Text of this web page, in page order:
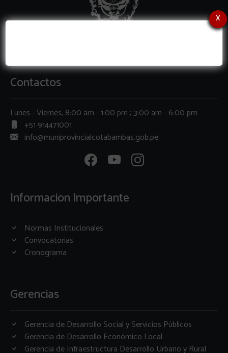
x
Contactos
Lunes - Viernes, 8:00 am - 1:00 pm ; 3:00 am - 6:00 pm
+51 914471001
info@muniprovincialcotabambas.gob.pe
Informacion Importante
Normas Institucionales
Convocatorias
Cronograma
Gerencias
Gerencia de Desarrollo Social y Servicios Públicos
Gerencia de Desarrollo Económico Local
Gerencia de Infraestructura Desarrollo Urbano y Rural